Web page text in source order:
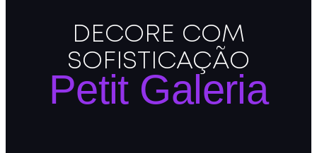
DECORE COM
SOFISTICAÇÃO
Petit Galeria